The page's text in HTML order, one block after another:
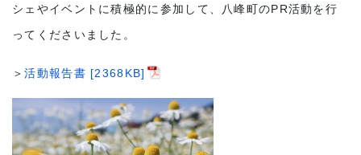
シェやイベントに積極的に参加して、八峰町のPR活動を行
ってくださいました。
＞活動報告書 [2368KB]